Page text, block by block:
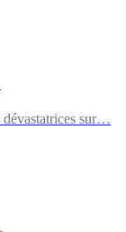
dévastatrices sur…